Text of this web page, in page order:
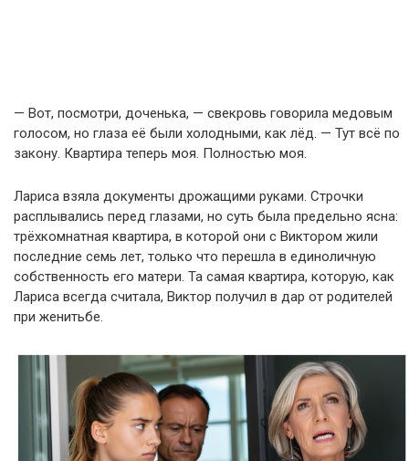
— Вот, посмотри, доченька, — свекровь говорила медовым
голосом, но глаза её были холодными, как лёд. — Тут всё по
закону. Квартира теперь моя. Полностью моя.
Лариса взяла документы дрожащими руками. Строчки
расплывались перед глазами, но суть была предельно ясна:
трёхкомнатная квартира, в которой они с Виктором жили
последние семь лет, только что перешла в единоличную
собственность его матери. Та самая квартира, которую, как
Лариса всегда считала, Виктор получил в дар от родителей
при женитьбе.